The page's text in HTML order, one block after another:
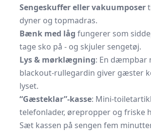
Sengeskuffer eller vakuumposer
dyner og topmadras.
Bænk med låg fungerer som
tage sko på - og skjuler sengetøj.
Lys & mørklægning: En dæmpbar
blackout-rullegardin giver gæster
lyset.
“Gæsteklar”-kasse: Mini-
telefonlader, ørepropper og friske
Sæt kassen på sengen fem